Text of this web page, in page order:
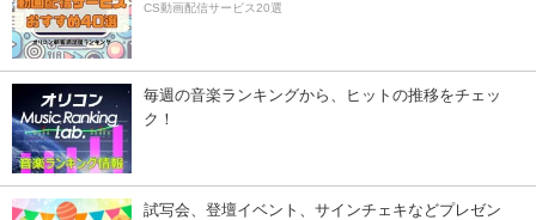
CS動画配信サービス20選
毎週の音楽ランキングから、ヒットの推移をチェッ
ク！
試写会、登壇イベント、サインチェキなどプレゼン